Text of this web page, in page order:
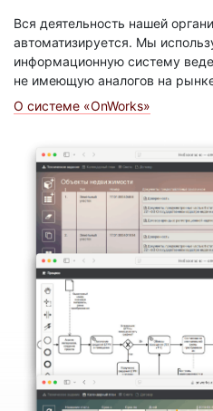
Вся деятельность нашей
автоматизируется. Мы
информационную систему
не имеющую аналогов на
О системе «OnWorks»